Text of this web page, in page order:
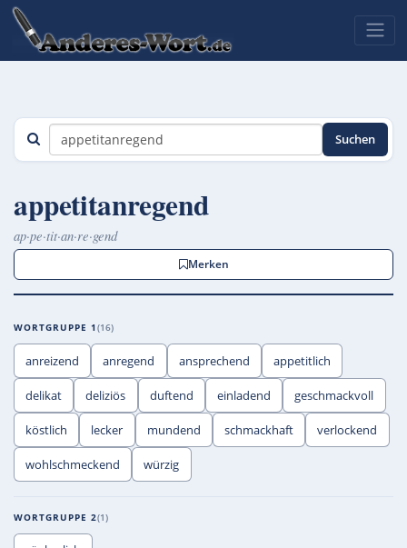
Suchen
appetitanregend
ap·pe·tit·an·re·gend
Merken
WORTGRUPPE 1 16
anreizend anregend ansprechend appetitlich
delikat deliziös duftend einladend geschmackvoll
köstlich lecker mundend schmackhaft verlockend
wohlschmeckend würzig
WORTGRUPPE 2 1